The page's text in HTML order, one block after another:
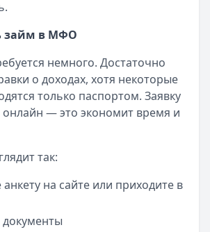
займ в МФО
немного. Достаточно
о доходах, хотя некоторые
только паспортом. Заявку
— это экономит время и
так:
на сайте или приходите в
документы